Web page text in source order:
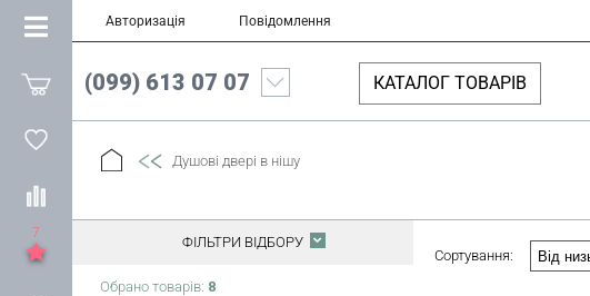
7
Авторизація Повідомлення
КАТАЛОГ ТОВАРІВ
(099) 613 07 07
Душові двері в нішу
ФІЛЬТРИ ВІДБОРУ
Обрано товарів: 8
Сортування: